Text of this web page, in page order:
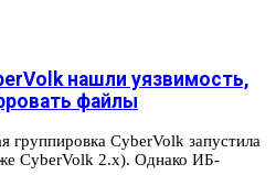
нашли уязвимость,
файлы
группировка CyberVolk запустила
CyberVolk 2.x). Однако ИБ-